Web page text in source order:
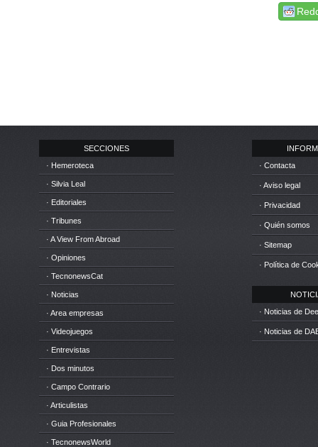
SECCIONES
· Hemeroteca
· Silvia Leal
· Editoriales
· Tribunes
· A View From Abroad
· Opiniones
· TecnonewsCat
· Noticias
· Area empresas
· Videojuegos
· Entrevistas
· Dos minutos
· Campo Contrario
· Articulistas
· Guia Profesionales
· TecnonewsWorld
· Contacta
· Aviso legal
· Privacidad
· Quién somos
· Sitemap
· Política de
· Noticias de
· Noticias de